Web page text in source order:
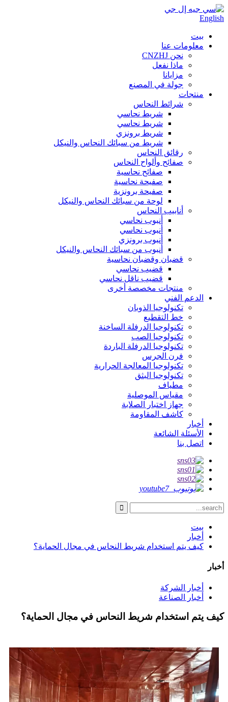
English
بيت
معلومات عنا
نحن CNZHJ
ماذا نفعل
مزايانا
جولة في المصنع
منتجات
شرائط النحاس
شريط نحاسي
شريط نحاسي
شريط برونزي
شريط من سبائك النحاس والنيكل
رقائق النحاس
صفائح وألواح النحاس
صفائح نحاسية
صفيحة نحاسية
صفيحة برونزية
لوحة من سبائك النحاس والنيكل
أنابيب النحاس
أنبوب نحاسي
أنبوب نحاسي
أنبوب برونزي
أنبوب من سبائك النحاس والنيكل
قضبان وقضبان نحاسية
قضيب نحاسي
قضيب ناقل نحاسي
منتجات مخصصة أخرى
الدعم الفني
تكنولوجيا الذوبان
خط التقطيع
تكنولوجيا الدرفلة الساخنة
تكنولوجيا الصب
تكنولوجيا الدرفلة الباردة
فرن الجرس
تكنولوجيا المعالجة الحرارية
تكنولوجيا البثق
مطياف
مقياس الموصلية
جهاز اختبار الصلابة
كاشف المقاومة
أخبار
الأسئلة الشائعة
اتصل بنا
بيت
أخبار
كيف يتم استخدام شريط النحاس في مجال الحماية؟
أخبار
أخبار الشركة
أخبار الصناعة
كيف يتم استخدام شريط النحاس في مجال الحماية؟